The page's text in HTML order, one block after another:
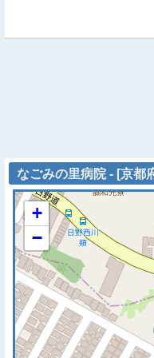
なごみの里病院 - [京都
+
−